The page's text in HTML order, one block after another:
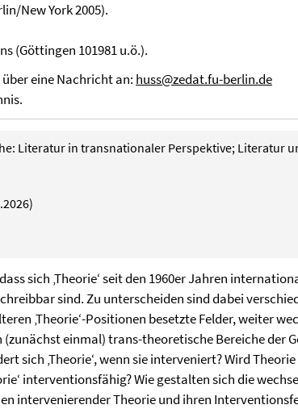
New York 2005).
(Göttingen 101981 u.ö.).
eine Nachricht an: huss@zedat.fu-berlin.de
Literatur in transnationaler Perspektive; Literatur
sich ‚Theorie‘ seit den 1960er Jahren
sind. Zu unterscheiden sind dabei
‚Theorie‘-Positionen besetzte Felder, weiter
(zunächst einmal) trans-theoretische Bereiche
sich ‚Theorie‘, wenn sie interveniert? Wird
interventionsfähig? Wie gestalten sich die
intervenierender Theorie und ihren